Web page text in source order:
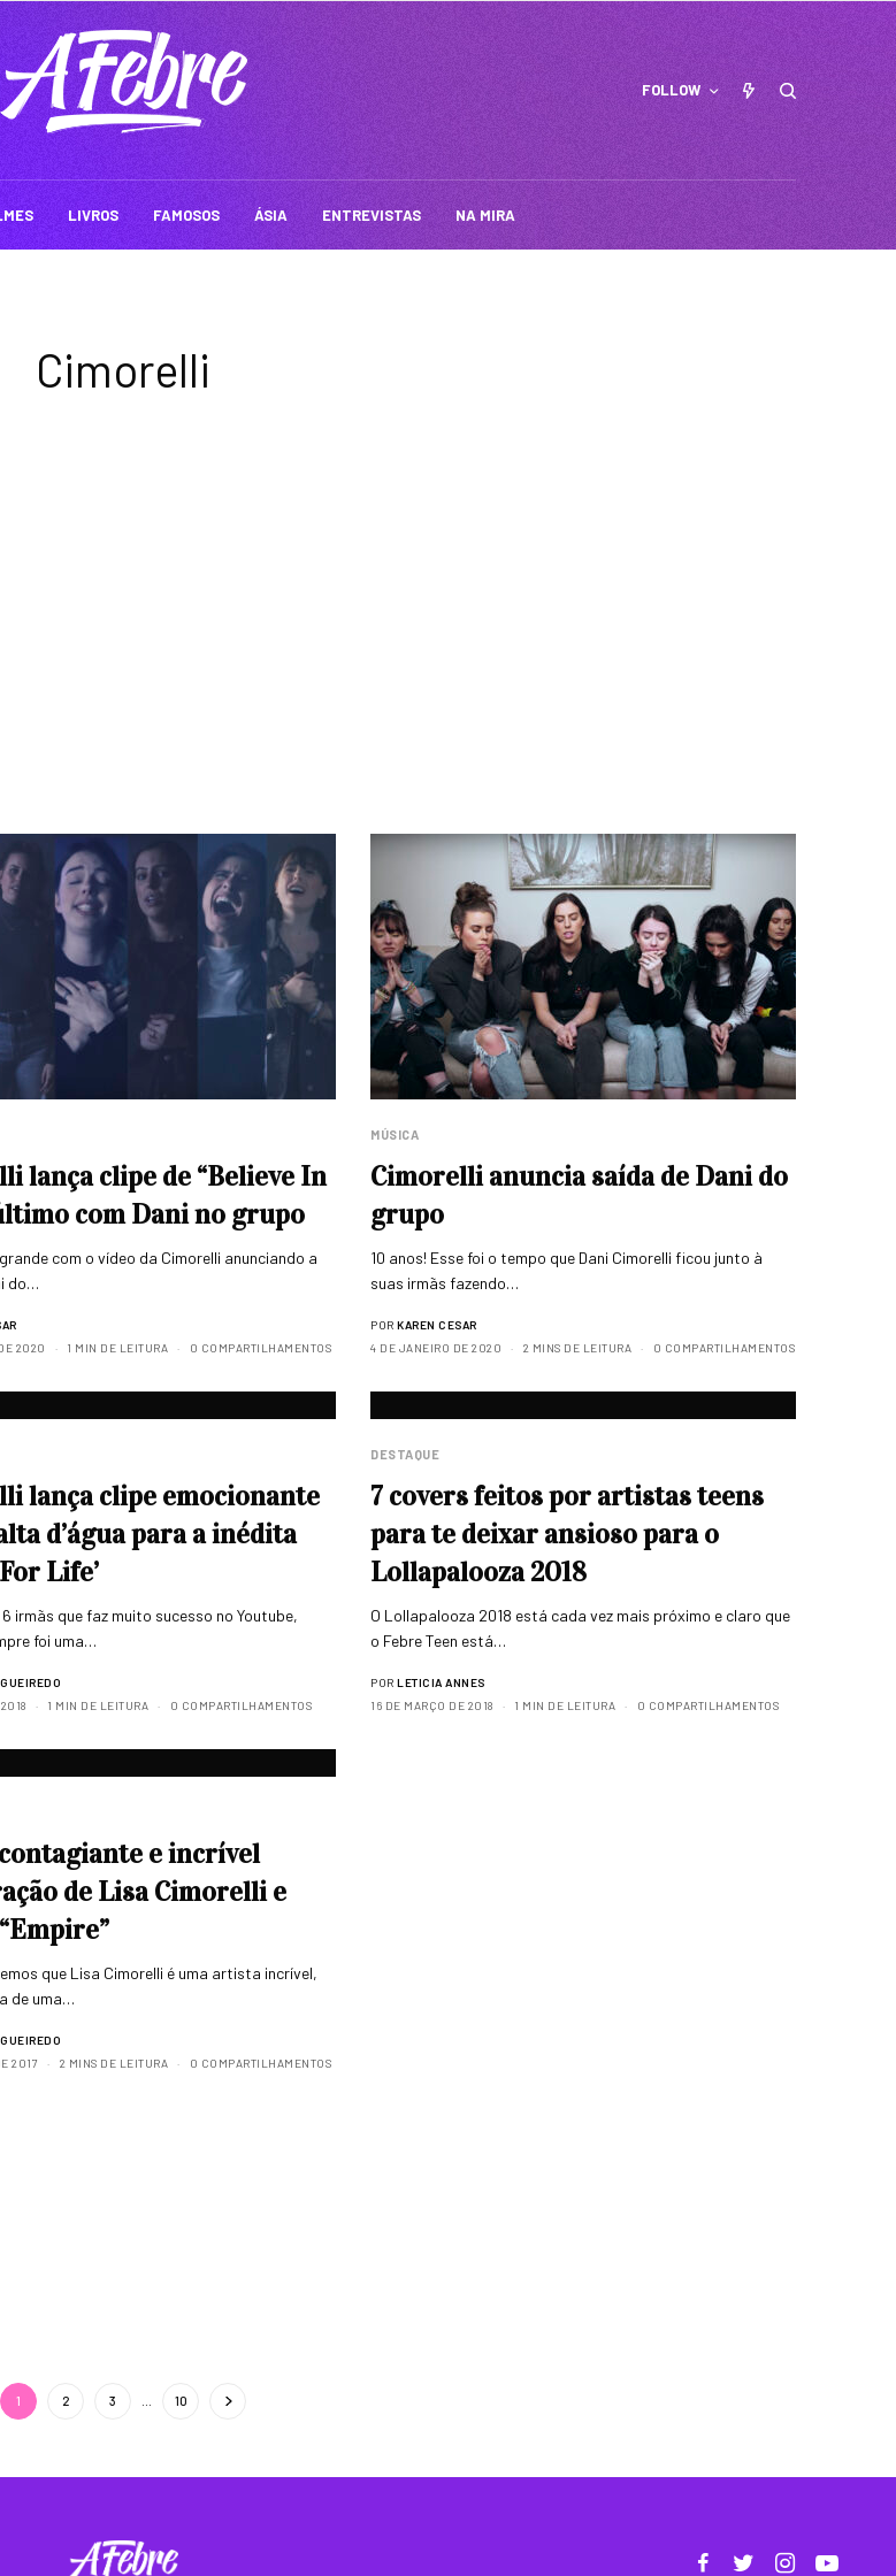
FOLLOW
LIVROS FAMOSOS ÁSIA ENTREVISTAS NA MIRA
Cimorelli
lança clipe de “Believe In
com Dani no grupo
com o vídeo da Cimorelli anunciando a
do…
2020
1 MIN DE LEITURA 0 COMPARTILHAMENTOS
MÚSICA
Cimorelli anuncia saída de Dani do
grupo
10 anos! Esse foi o tempo que Dani Cimorelli ficou junto à
suas irmãs fazendo…
POR KAREN CESAR
4 DE JANEIRO DE 2020
2 MINS DE LEITURA 0 COMPARTILHAMENTOS
lança clipe emocionante
d’água para a inédita
Life’
irmãs que faz muito sucesso no Youtube,
foi uma…
1 MIN DE LEITURA 0 COMPARTILHAMENTOS
DESTAQUE
7 covers feitos por artistas teens
para te deixar ansioso para o
Lollapalooza 2018
O Lollapalooza 2018 está cada vez mais próximo e claro que
o Febre Teen está…
POR LETICIA ANNES
16 DE MARÇO DE 2018
1 MIN DE LEITURA 0 COMPARTILHAMENTOS
e incrível
de Lisa Cimorelli e
que Lisa Cimorelli é uma artista incrível,
de uma…
2017
2 MINS DE LEITURA 0 COMPARTILHAMENTOS
1 2 3 10